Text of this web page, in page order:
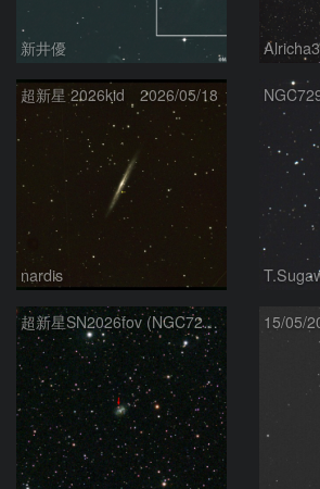
新井優
超新星 2026kid 2026/05/18
nardis
超新星SN2026fov (NGC7292) 5/17